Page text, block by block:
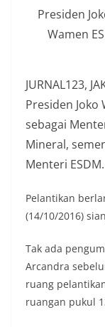
Presiden
Wamen
JURNAL123,
Presiden Joko
sebagai
Mineral,
Menteri ESDM.
Pelantikan
(14/10/2016)
Tak ada
Arcandra
ruang
ruangan pukul